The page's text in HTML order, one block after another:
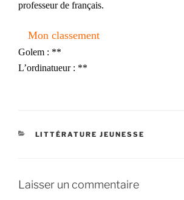
professeur de français.
Mon classement
Golem : **
L’ordinatueur : **
CATÉGORIES
LITTÉRATURE JEUNESSE
Laisser un commentaire